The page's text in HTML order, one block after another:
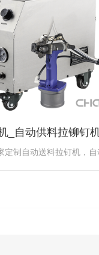
_自动供料拉铆钉
定制自动送料拉钉机，自